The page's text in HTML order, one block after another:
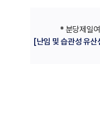
* 분당제일
[난임 및 습관성 유